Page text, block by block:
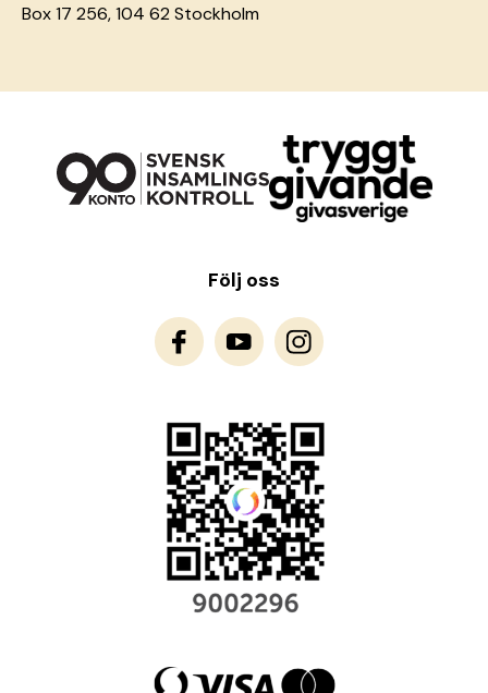
Box 17 256, 104 62 Stockholm
Följ oss